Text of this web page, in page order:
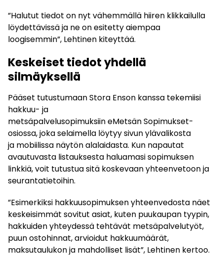
”Halutut tiedot on nyt vähemmällä hiiren klikkailulla
löydettävissä ja ne on esitetty aiempaa
loogisemmin”, Lehtinen kiteyttää.
Keskeiset tiedot yhdellä
silmäyksellä
Pääset tutustumaan Stora Enson kanssa tekemiisi
hakkuu- ja
metsäpalvelusopimuksiin eMetsän Sopimukset-
osiossa, joka selaimella löytyy sivun ylävalikosta
ja mobiilissa näytön alalaidasta. Kun napautat
avautuvasta listauksesta haluamasi sopimuksen
linkkiä, voit tutustua sitä koskevaan yhteenvetoon ja
seurantatietoihin.
”Esimerkiksi hakkuusopimuksen yhteenvedosta näet
keskeisimmät sovitut asiat, kuten puukaupan tyypin,
hakkuiden yhteydessä tehtävät metsäpalvelutyöt,
puun ostohinnat, arvioidut hakkuumäärät,
maksutaulukon ja mahdolliset lisät”, Lehtinen kertoo.